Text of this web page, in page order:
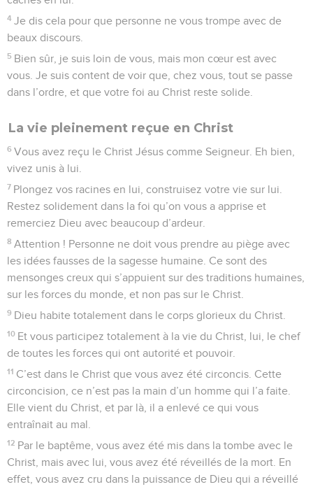
4 Je dis cela pour que personne ne vous trompe avec de
beaux discours.
5 Bien sûr, je suis loin de vous, mais mon cœur est avec
vous. Je suis content de voir que, chez vous, tout se passe
dans l’ordre, et que votre foi au Christ reste solide.
La vie pleinement reçue en Christ
6 Vous avez reçu le Christ Jésus comme Seigneur. Eh bien,
vivez unis à lui.
7 Plongez vos racines en lui, construisez votre vie sur lui.
Restez solidement dans la foi qu’on vous a apprise et
remerciez Dieu avec beaucoup d’ardeur.
8 Attention ! Personne ne doit vous prendre au piège avec
les idées fausses de la sagesse humaine. Ce sont des
mensonges creux qui s’appuient sur des traditions humaines,
sur les forces du monde, et non pas sur le Christ.
9 Dieu habite totalement dans le corps glorieux du Christ.
10 Et vous participez totalement à la vie du Christ, lui, le chef
de toutes les forces qui ont autorité et pouvoir.
11 C’est dans le Christ que vous avez été circoncis. Cette
circoncision, ce n’est pas la main d’un homme qui l’a faite.
Elle vient du Christ, et par là, il a enlevé ce qui vous
entraînait au mal.
12 Par le baptême, vous avez été mis dans la tombe avec le
Christ, mais avec lui, vous avez été réveillés de la mort. En
effet, vous avez cru dans la puissance de Dieu qui a réveillé